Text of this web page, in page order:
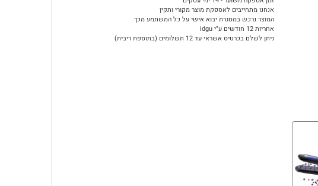
אנחנו מתחייבים לאספקת מוצר מקורי ותקין
המוצר נרכש במסגרת יבוא אישי על כל המשתמע מכך
אחריות 12 חודשים ע"י idgu
ניתן לשלם בכרטיס אשראי עד 12 תשלומים (בתוספת ריבית)